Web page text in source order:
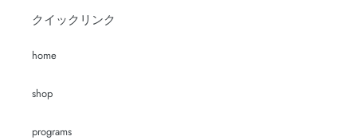
クイックリンク
home
shop
programs